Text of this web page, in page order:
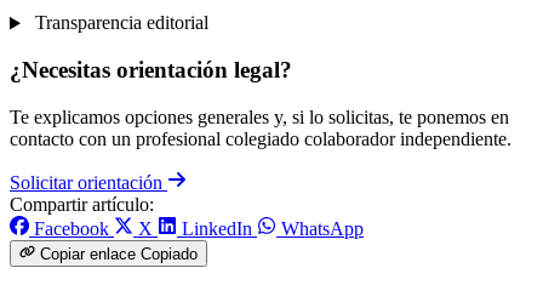
Transparencia editorial
¿Necesitas orientación legal?
Te explicamos opciones generales y, si lo solicitas, te ponemos en
contacto con un profesional colegiado colaborador independiente.
Solicitar orientación
Compartir artículo:
Facebook
X LinkedIn WhatsApp
Copiar enlace Copiado